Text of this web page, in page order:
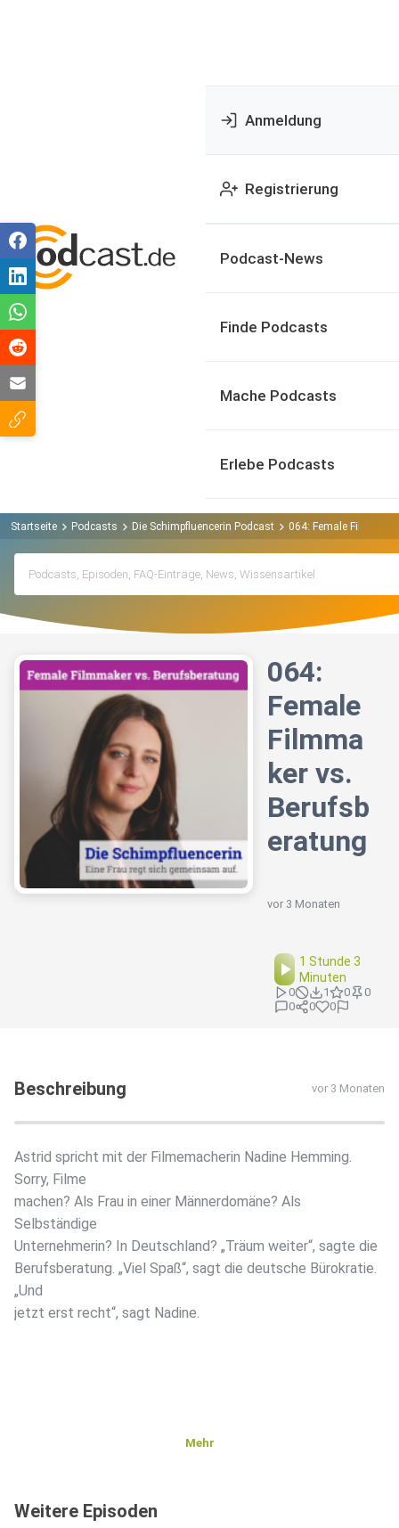
Anmeldung
Registrierung
Podcast-News
Finde Podcasts
Mache Podcasts
Erlebe Podcasts
Startseite Podcasts Die Schimpfluencerin Podcast 064: Female
064:
Female
Filmma
ker vs.
Berufsb
eratung
vor 3 Monaten
1 Stunde 3
Minuten
0 1 0
0
0
0 0
Beschreibung vor 3 Monaten
Astrid spricht mit der Filmemacherin Nadine Hemming.
Sorry, Filme
machen? Als Frau in einer Männerdomäne? Als
Selbständige
Unternehmerin? In Deutschland? „Träum weiter“, sagte die
Berufsberatung. „Viel Spaß“, sagt die deutsche Bürokratie.
„Und
jetzt erst recht“, sagt Nadine.
Mehr
Weitere Episoden